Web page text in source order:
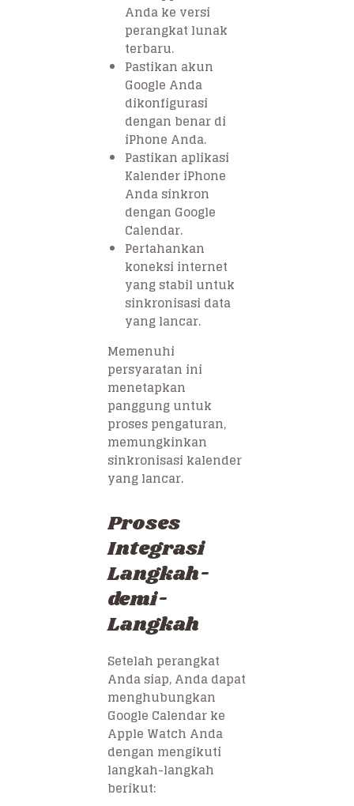
Anda ke versi
perangkat lunak
terbaru.
Pastikan akun
Google Anda
dikonfigurasi
dengan benar di
iPhone Anda.
Pastikan aplikasi
Kalender iPhone
Anda sinkron
dengan Google
Calendar.
Pertahankan
koneksi internet
yang stabil untuk
sinkronisasi data
yang lancar.
Memenuhi
persyaratan ini
menetapkan
panggung untuk
proses pengaturan,
memungkinkan
sinkronisasi kalender
yang lancar.
Proses
Integrasi
Langkah-
demi-
Langkah
Setelah perangkat
Anda siap, Anda dapat
menghubungkan
Google Calendar ke
Apple Watch Anda
dengan mengikuti
langkah-langkah
berikut: